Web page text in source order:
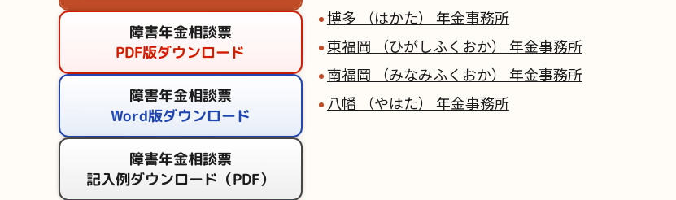
博多 （はかた） 年金事務所
東福岡 （ひがしふくおか） 年金事務所
南福岡 （みなみふくおか） 年金事務所
八幡 （やはた） 年金事務所
障害年金相談票
PDF版ダウンロード
障害年金相談票
Word版ダウンロード
障害年金相談票
記入例ダウンロード（PDF）